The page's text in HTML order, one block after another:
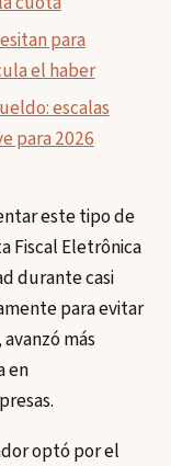
para
el haber
escalas
para 2026
este tipo de
Fiscal Eletrônica
durante casi
para evitar
más
en
optó por el